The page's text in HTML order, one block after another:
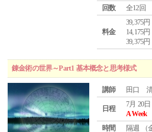
回数
全12回
料金
39,375円
14,175
39,375
錬金術の世界～Part1 基本概念と思考様式
講師 田口
日程
7月 20
A Week
時間
隔週 （